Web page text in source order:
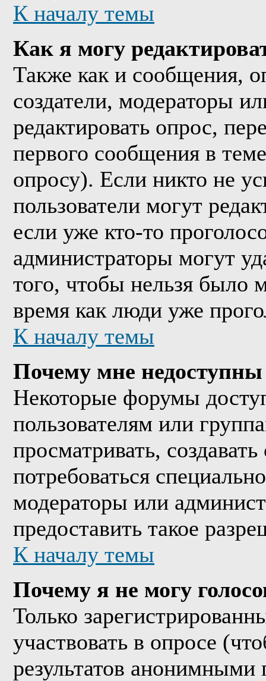
К началу темы
Как я могу
Также как и сообщения,
создатели, модераторы
редактировать опрос,
первого сообщения в
опросу). Если никто не
пользователи могут
если уже кто-то
администраторы могут
того, чтобы нельзя было
время как люди уже
К началу темы
Почему мне
Некоторые форумы
пользователям или
просматривать,
потребоваться
модераторы или
предоставить такое
К началу темы
Почему я не могу
Только
участвовать в опросе
результатов